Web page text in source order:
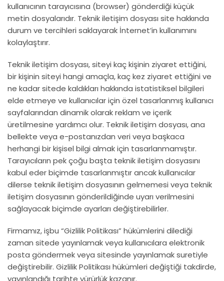
kullanıcının tarayıcısına (browser) gönderdiği küçük
metin dosyalarıdır. Teknik iletişim dosyası site hakkında
durum ve tercihleri saklayarak İnternet’in kullanımını
kolaylaştırır.
Teknik iletişim dosyası, siteyi kaç kişinin ziyaret ettiğini,
bir kişinin siteyi hangi amaçla, kaç kez ziyaret ettiğini ve
ne kadar sitede kaldıkları hakkında istatistiksel bilgileri
elde etmeye ve kullanıcılar için özel tasarlanmış kullanıcı
sayfalarından dinamik olarak reklam ve içerik
üretilmesine yardımcı olur. Teknik iletişim dosyası, ana
bellekte veya e-postanızdan veri veya başkaca
herhangi bir kişisel bilgi almak için tasarlanmamıştır.
Tarayıcıların pek çoğu başta teknik iletişim dosyasını
kabul eder biçimde tasarlanmıştır ancak kullanıcılar
dilerse teknik iletişim dosyasının gelmemesi veya teknik
iletişim dosyasının gönderildiğinde uyarı verilmesini
sağlayacak biçimde ayarları değiştirebilirler.
Firmamız, işbu “Gizlilik Politikası” hükümlerini dilediği
zaman sitede yayınlamak veya kullanıcılara elektronik
posta göndermek veya sitesinde yayınlamak suretiyle
değiştirebilir. Gizlilik Politikası hükümleri değiştiği takdirde,
yayınlandığı tarihte yürürlük kazanır.